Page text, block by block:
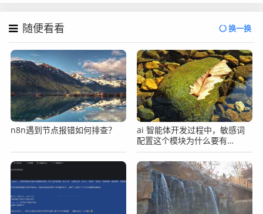
随便看看 换一换
n8n遇到节点报错如何排查？
ai 智能体开发过程中，敏感词
配置这个模块为什么要有
enabled，为什么不直接删？